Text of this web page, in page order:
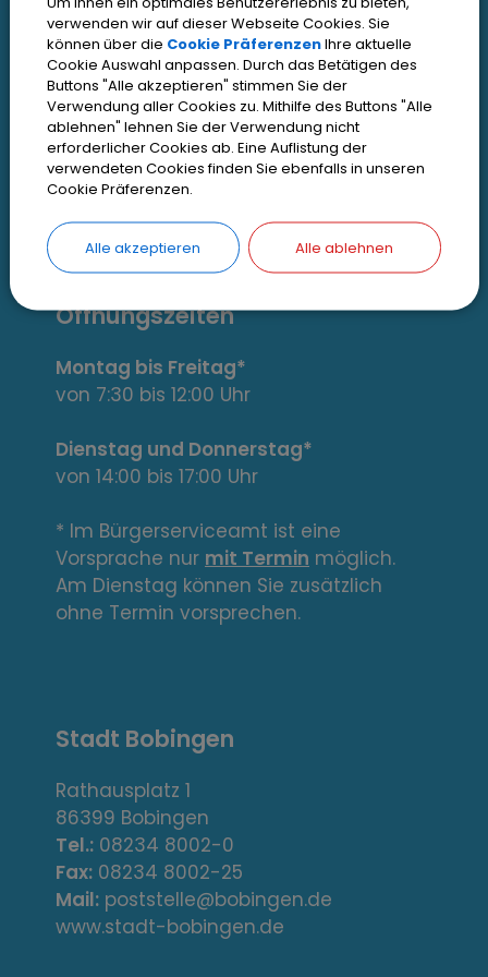
t
e
r
e
s
s
a
n
t
e
L
i
n
k
s
A
d
r
e
s
s
Inhaltsverzeichnis
Impressum
Datenschutz
Zugangseröffnung
Erklärung zur Barrierefreiheit
Cookie Einstellungen
Öffnungszeiten
Montag bis Freitag*
von 7:30 bis 12:00 Uhr
Dienstag und Donnerstag*
von 14:00 bis 17:00 Uhr
* Im Bürgerserviceamt ist eine
Vorsprache nur mit Termin möglich.
Am Dienstag können Sie zusätzlich
ohne Termin vorsprechen.
Stadt Bobingen
Rathausplatz 1
86399 Bobingen
Tel.: 08234 8002-0
Fax: 08234 8002-25
Mail: poststelle@bobingen.de
www.stadt-bobingen.de
verwenden wir auf dieser Webseite Cookies. Sie
können über die Cookie PräferenzenIhre aktuelle
Cookie Auswahl anpassen. Durch das Betätigen des
Buttons "Alle akzeptieren" stimmen Sie der
Verwendung aller Cookies zu. Mithilfe des Buttons "Alle
ablehnen" lehnen Sie der Verwendung nicht
erforderlicher Cookies ab. Eine Auflistung der
verwendeten Cookies finden Sie ebenfalls in unseren
Cookie Präferenzen.
Alle akzeptieren Alle ablehnen